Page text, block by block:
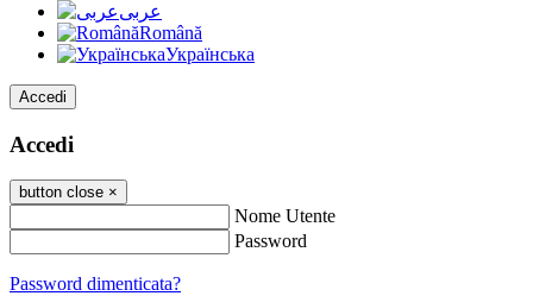
عربى
Română
Українська
Accedi
Accedi
button close ×
Nome Utente
Password
Password dimenticata?